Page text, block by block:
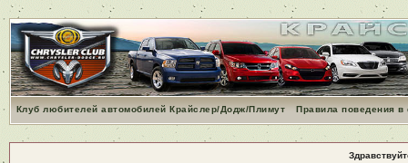
Клуб любителей автомобилей Крайслер/Додж/Плимут Правила поведения